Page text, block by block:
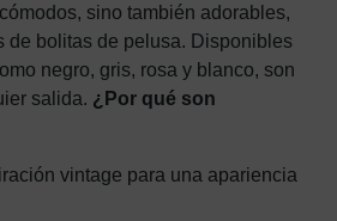
sino también adorables,
de bolitas de pelusa. Disponibles
negro, gris, rosa y blanco, son
salida. ¿Por qué son
vintage para una apariencia